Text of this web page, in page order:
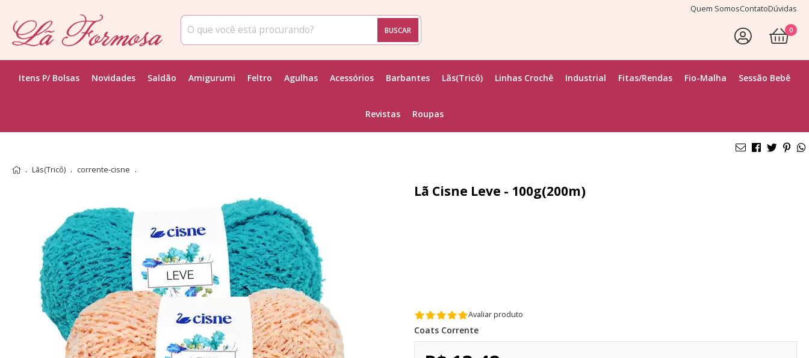
Quem SomosContatoDúvidas
BUSCAR 0
Itens P/ Bolsas Novidades Saldão Amigurumi Feltro Agulhas Acessórios Barbantes Lãs(Tricô) Linhas Crochê Industrial Fitas/Rendas Fio-Malha Sessão Bebê
Revistas Roupas
Lãs(Tricô) corrente-cisne
Lã Cisne Leve - 100g(200m)
Avaliar produto
Coats Corrente